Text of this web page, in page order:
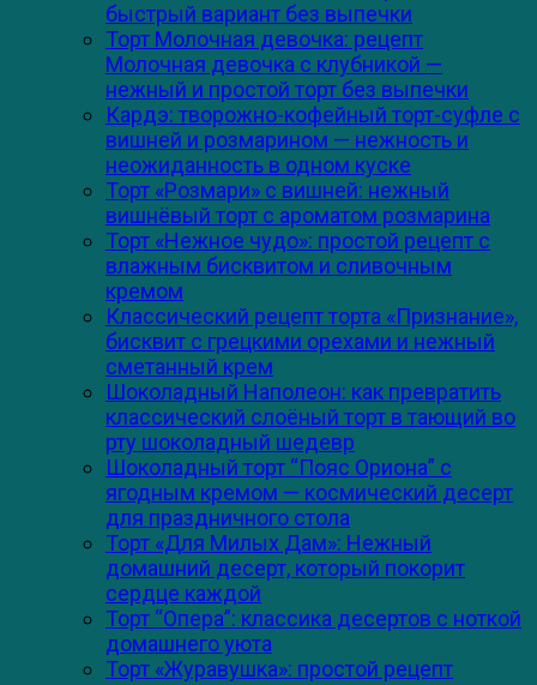
быстрый вариант без выпечки
Торт Молочная девочка: рецепт
Молочная девочка с клубникой —
нежный и простой торт без выпечки
Кардэ: творожно-кофейный торт-суфле с
вишней и розмарином — нежность и
неожиданность в одном куске
Торт «Розмари» с вишней: нежный
вишнёвый торт с ароматом розмарина
Торт «Нежное чудо»: простой рецепт с
влажным бисквитом и сливочным
кремом
Классический рецепт торта «Признание»,
бисквит с грецкими орехами и нежный
сметанный крем
Шоколадный Наполеон: как превратить
классический слоёный торт в тающий во
рту шоколадный шедевр
Шоколадный торт “Пояс Ориона” с
ягодным кремом — космический десерт
для праздничного стола
Торт «Для Милых Дам»: Нежный
домашний десерт, который покорит
сердце каждой
Торт “Опера”: классика десертов с ноткой
домашнего уюта
Торт «Журавушка»: простой рецепт